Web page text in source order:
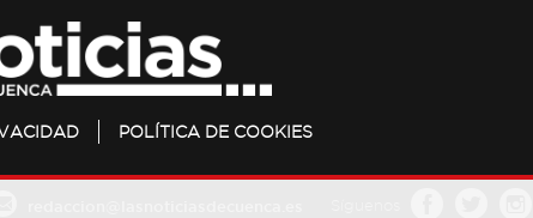
POLÍTICA DE COOKIES